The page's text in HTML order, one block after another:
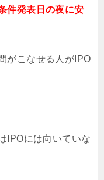
件発表日の夜に安
がこなせる人がIPO
IPOには向いていな